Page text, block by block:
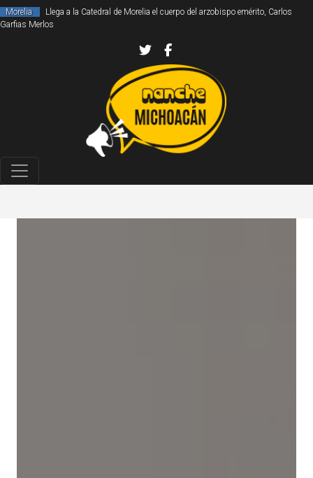
Morelia
Llega a la Catedral de Morelia el cuerpo del arzobispo emérito, Carlos
Garfias Merlos